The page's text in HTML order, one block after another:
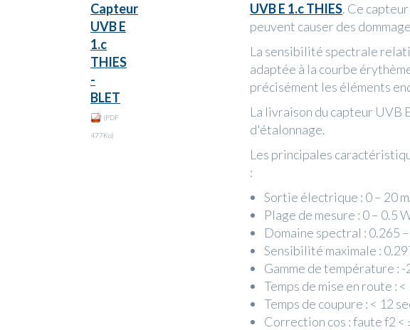
Capteur
UVB E
1.c
THIES
-
BLET
(PDF
477Ko)
UVB E 1.c THIES. Ce
peuvent causer des
La sensibilité spectrale
adaptée à la courbe
précisément les éléments
La livraison du capteur UVB
d'étalonnage.
Les principales
:
Sortie électrique : 0 – 20
Plage de mesure : 0 – 0.5
Domaine spectral : 0.265
Sensibilité maximale :
Gamme de température : -
Temps de mise en route : <
Temps de coupure : < 12
Correction cos : faute f2 <